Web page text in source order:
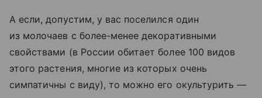
А если, допустим, у вас поселился один
из молочаев с более-менее декоративными
свойствами (в России обитает более 100 видов
этого растения, многие из которых очень
симпатичны с виду), то можно его окультурить —